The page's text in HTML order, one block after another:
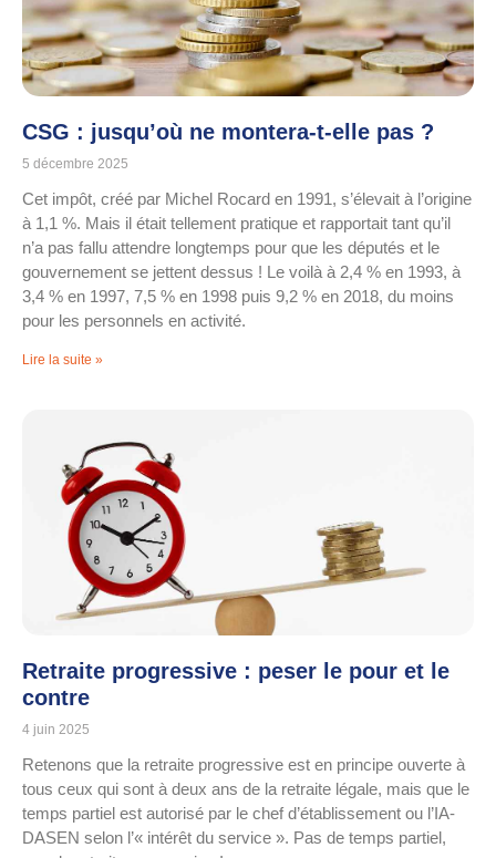
CSG : jusqu’où ne montera-t-elle pas ?
5 décembre 2025
Cet impôt, créé par Michel Rocard en 1991, s’élevait à l’origine
à 1,1 %. Mais il était tellement pratique et rapportait tant qu’il
n’a pas fallu attendre longtemps pour que les députés et le
gouvernement se jettent dessus ! Le voilà à 2,4 % en 1993, à
3,4 % en 1997, 7,5 % en 1998 puis 9,2 % en 2018, du moins
pour les personnels en activité.
Lire la suite »
Retraite progressive : peser le pour et le
contre
4 juin 2025
Retenons que la retraite progressive est en principe ouverte à
tous ceux qui sont à deux ans de la retraite légale, mais que le
temps partiel est autorisé par le chef d’établissement ou l’IA-
DASEN selon l’« intérêt du service ». Pas de temps partiel,